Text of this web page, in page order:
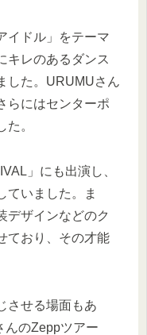
イドル」をテーマ
キレのあるダンス
した。URUMUさん
らにはセンターポ
。
」にも出演し、
ていました。ま
デザインなどのク
ており、その才能
させる場面もあ
んのZeppツアー